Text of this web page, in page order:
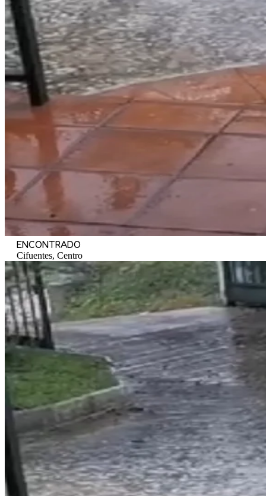
ENCONTRADO
Cifuentes, Centro